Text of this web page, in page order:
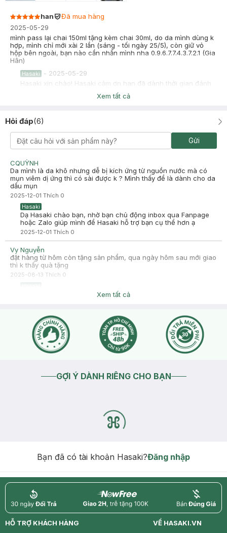
han
Đã mua hàng
2025-05-29
mình pass lại chai 150ml tặng kèm chai 30ml, do da mình dùng k
hợp, mình chỉ mới xài 2 lần (sáng - tối ngày 25/5), còn giữ vỏ
hộp bên ngoài, bạn nào cần nhắn mình nha 0.9.6.7.7.4.3.7.2.1 (Gia
Hân)
Hasaki - 2025-05-29
Hasaki xin chào! Hasaki cảm ơn han đã dành thời gian đánh
giá. Sự hài lòng của khách hàng là động lực to lớn để Hasaki
ngày càng phát triển hơn nữa về chất lượng dịch vụ. Cảm ơn
Dương Thanh Tuyền
2025-05-17
Mình pass tuýt new 150k,zalo 0773268614
Hasaki xin chào! Hasaki cảm ơn Dương Thanh Tuyền đã dành
thời gian đánh giá. Sự hài lòng của khách hàng là động lực to
lớn để Hasaki ngày càng phát triển hơn nữa về chất lượng
dịch vụ. Cảm ơn bạn đã tin tưởng và mua sắm tại Hasaki!
Xem tất cả
Hỏi đáp(6)
Gửi
CQUỲNH
Da mình là da khô nhưng dễ bị kích ứng từ nguồn nước mà có
mụn viêm dị ứng thì có sài được k ? Mình thấy để là dành cho da
dầu mụn
2025-12-01 Thích 0
Hasaki
Dạ Hasaki chào bạn, nhờ bạn chủ động inbox qua Fanpage
hoặc Zalo giúp mình để Hasaki hỗ trợ bạn cụ thể hơn ạ
2025-12-01 Thích 0
Vy Nguyễn
đặt hàng từ hôm còn tặng sản phẩm, qua ngày hôm sau mới giao
thì k thấy quà tặng
2025-08-13 Thích 0
Dạ Hasaki chào bạn, nhờ bạn chủ động inbox giúp mình để
Xem tất cả
GỢI Ý DÀNH RIÊNG CHO BẠN
Bạn đã có tài khoản Hasaki?Đăng nhập
return nowfree price
HỖ TRỢ KHÁCH HÀNG
VỀ HASAKI.VN